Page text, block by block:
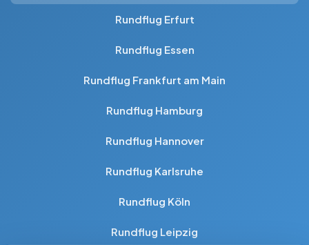
Rundflug Erfurt
Rundflug Essen
Rundflug Frankfurt am Main
Rundflug Hamburg
Rundflug Hannover
Rundflug Karlsruhe
Rundflug Köln
Rundflug Leipzig